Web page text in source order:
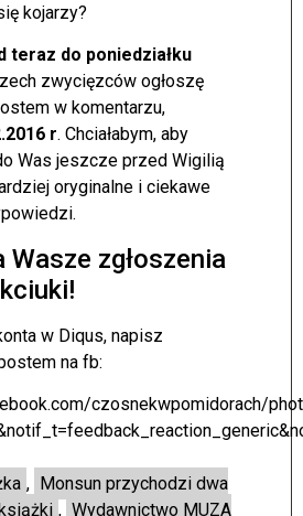
kojarzy?
teraz do poniedziałku
zwycięzców ogłoszę
w komentarzu,
r. Chciałabym, aby
Was jeszcze przed Wigilią
oryginalne i ciekawe
Wasze zgłoszenia
w Diqus, napisz
na fb:
czosnekwpomidorach/
,
Monsun przychodzi dwa
, Wydawnictwo MUZA